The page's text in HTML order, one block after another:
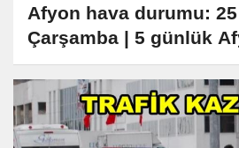
Afyon hava durumu: 25
Çarşamba | 5 günlük
Durumu